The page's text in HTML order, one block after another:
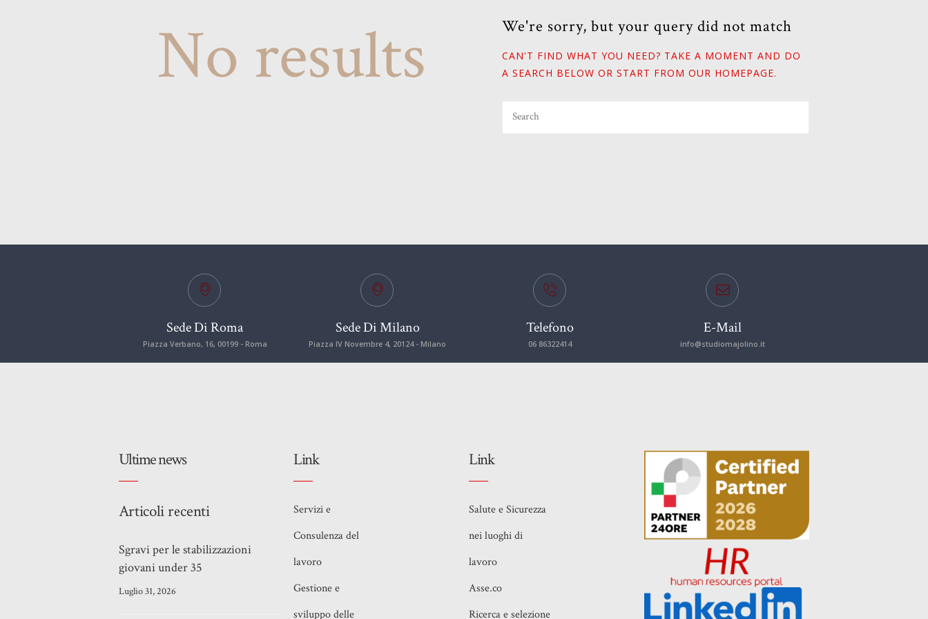
No results We're sorry, but your query did not match
CAN'T FIND WHAT YOU NEED? TAKE A MOMENT AND DO
A SEARCH BELOW OR START FROM OUR HOMEPAGE.
Sede Di Roma
Piazza Verbano, 16, 00199 - Roma
Sede Di Milano
Piazza IV Novembre 4, 20124 - Milano
Telefono
06 86322414
E-Mail
info@studiomajolino.it
Ultime news
Articoli recenti
Sgravi per le stabilizzazioni
giovani under 35
Luglio 31, 2026
Link
Servizi e
Consulenza del
lavoro
Gestione e
sviluppo delle
Link
Salute e Sicurezza
nei luoghi di
lavoro
Asse.co
Ricerca e selezione